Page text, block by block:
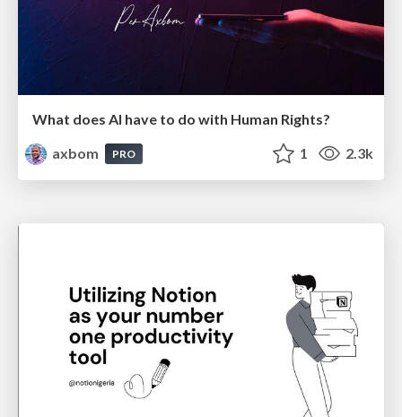
What does AI have to do with Human Rights?
axbom
PRO 1 2.3k